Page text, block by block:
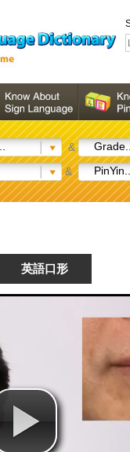
&
&
英語口形